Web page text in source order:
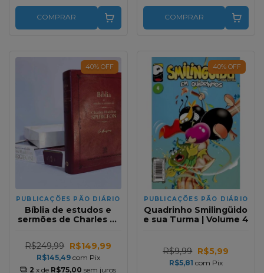
COMPRAR COMPRAR
40% OFF
PUBLICAÇÕES PÃO DIÁRIO
Bíblia de estudos e
sermões de Charles H.
R$249,99 R$149,99
R$145,49 com Pix
2 x de R$75,00 sem juros
40% OFF
PUBLICAÇÕES PÃO DIÁRIO
Quadrinho Smilingüido
e sua Turma | Volume 4
R$9,99 R$5,99
R$5,81 com Pix